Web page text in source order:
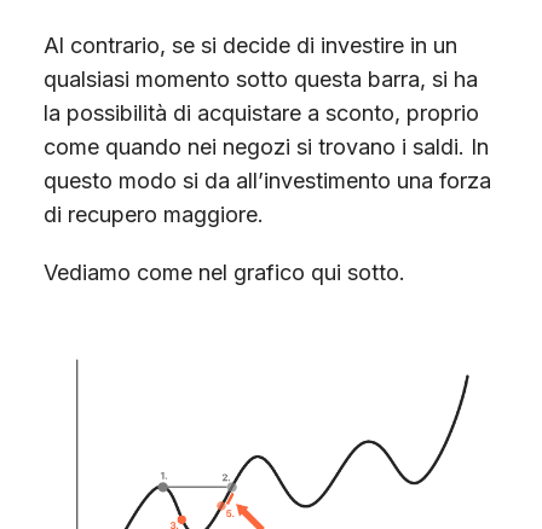
Al contrario, se si decide di investire in un
qualsiasi momento sotto questa barra, si ha
la possibilità di acquistare a sconto, proprio
come quando nei negozi si trovano i saldi. In
questo modo si da all’investimento una forza
di recupero maggiore.
Vediamo come nel grafico qui sotto.